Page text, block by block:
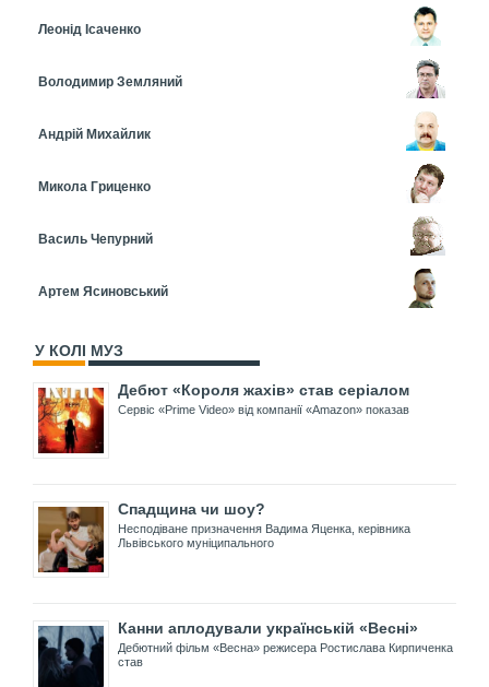
Леонід Ісаченко
Володимир Земляний
Андрій Михайлик
Микола Гриценко
Василь Чепурний
Артем Ясиновський
У КОЛІ МУЗ
Дебют «Короля жахів» став серіалом
Сервіс «Prime Video» від компанії «Amazon» показав
Спадщина чи шоу?
Несподіване призначення Вадима Яценка, керівника
Львівського муніципального
Канни аплодували українській «Весні»
Дебютний фільм «Весна» режисера Ростислава Кирпиченка
став